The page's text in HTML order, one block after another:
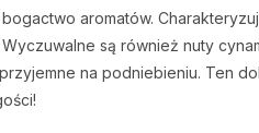
aromatów.
są również nuty
na podniebieniu. Ten